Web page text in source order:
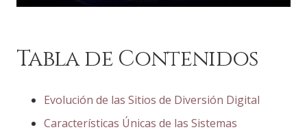
Tabla de Contenidos
Evolución de las Sitios de Diversión Digital
Características Únicas de las Sistemas